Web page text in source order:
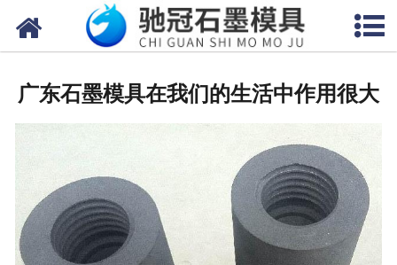
网站首页
新闻中心
视频中心
联系我们
广东石墨模具在我们的生活中作用很大